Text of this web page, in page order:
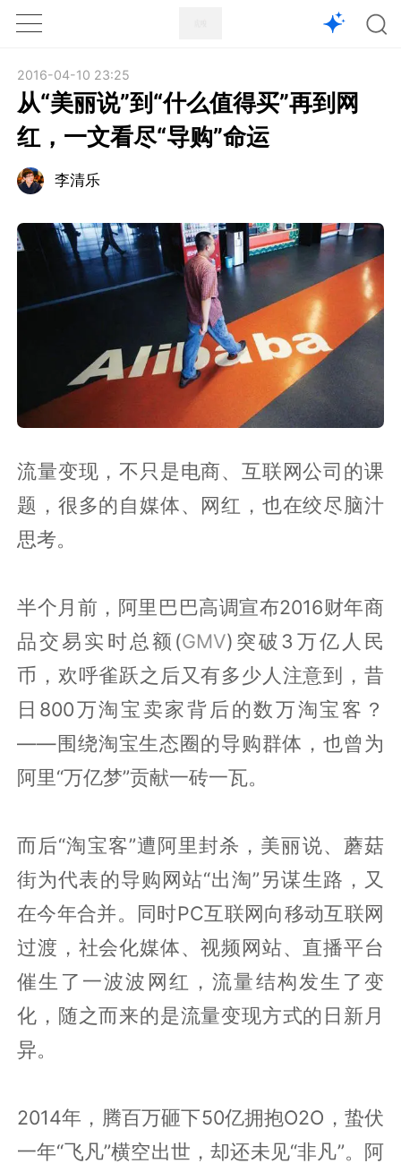
1X
2016-04-10 23:25
从“美丽说”到“什么值得买”再到网
红，一文看尽“导购”命运
李清乐
流量变现，不只是电商、互联网公司的课
题，很多的自媒体、网红，也在绞尽脑汁
思考。
半个月前，阿里巴巴高调宣布2016财年商
品交易实时总额(GMV)突破3万亿人民
币，欢呼雀跃之后又有多少人注意到，昔
日800万淘宝卖家背后的数万淘宝客？
——围绕淘宝生态圈的导购群体，也曾为
阿里“万亿梦”贡献一砖一瓦。
而后“淘宝客”遭阿里封杀，美丽说、蘑菇
街为代表的导购网站“出淘”另谋生路，又
在今年合并。同时PC互联网向移动互联网
过渡，社会化媒体、视频网站、直播平台
催生了一波波网红，流量结构发生了变
化，随之而来的是流量变现方式的日新月
异。
2014年，腾百万砸下50亿拥抱O2O，蛰伏
一年“飞凡”横空出世，却还未见“非凡”。阿